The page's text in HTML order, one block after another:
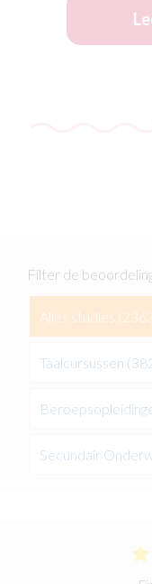
Filter de
Alles studies
Taalcursussen
Secundair